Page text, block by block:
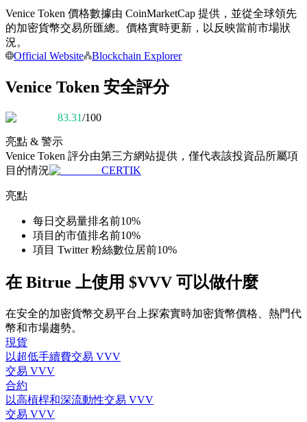
坐享盈利分成和跟單分傭
合約資訊
合約指南
合約功能使用指南
Venice Token 價格數據由 CoinMarketCap 提供，並從全球領先
的加密貨幣交易所匯總。價格實時更新，以反映當前市場狀
況。
Official Website
Blockchain Explorer
Venice Token 安全評分
83.31/100
亮點 & 警示
Venice Token 評分由第三方網站提供，僅代表該投資品所屬項
目的情況
CERTIK
亮點
每日交易量排名前10%
項目的市值排名前10%
項目 Twitter 粉絲數位居前10%
在 Bitrue 上使用 $VVV 可以做什麼
在安全的加密貨幣交易平台上探索實時加密貨幣價格、熱門代
幣和市場趨勢。
現貨
以超低手續費交易 VVV
交易 VVV
合約
以高槓桿和深流動性交易 VVV
交易 VVV